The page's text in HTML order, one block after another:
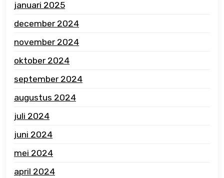
januari 2025
december 2024
november 2024
oktober 2024
september 2024
augustus 2024
juli 2024
juni 2024
mei 2024
april 2024